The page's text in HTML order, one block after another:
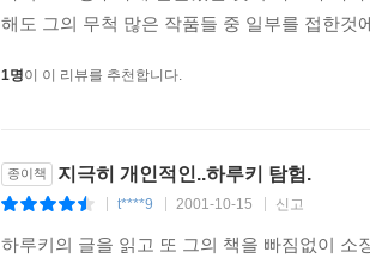
해도 그의 무척 많은 작품들 중 일부를 접한
1명이 이 리뷰를 추천합니다.
종이책 지극히 개인적인..하루키 탐험.
t****9 2001-10-15 신고
하루키의 글을 읽고 또 그의 책을 빠짐없이 소